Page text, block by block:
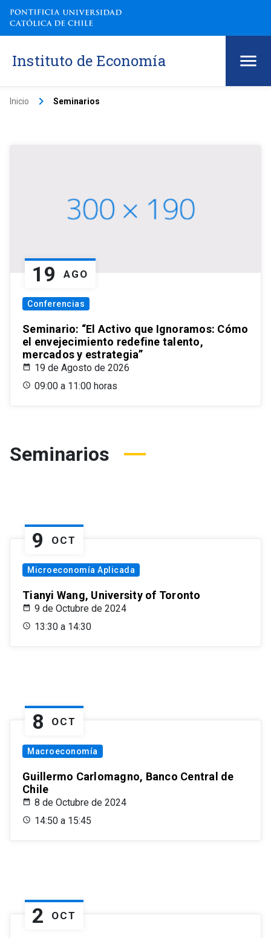
Instituto de Economía
Inicio keyboard_arrow_right Seminarios
19 AGO
Conferencias
Seminario: “El Activo que Ignoramos: Cómo
el envejecimiento redefine talento,
mercados y estrategia”
19 de Agosto de 2026
09:00 a 11:00 horas
Seminarios
9 OCT
Microeconomía Aplicada
Tianyi Wang, University of Toronto
9 de Octubre de 2024
13:30 a 14:30
8 OCT
Macroeconomía
Guillermo Carlomagno, Banco Central de
Chile
8 de Octubre de 2024
14:50 a 15:45
2 OCT